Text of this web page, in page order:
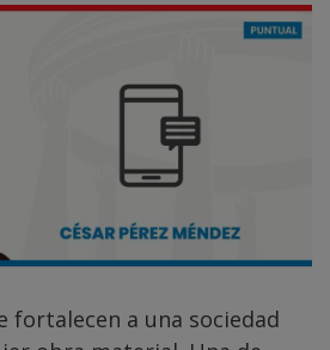
fortalecen a una sociedad